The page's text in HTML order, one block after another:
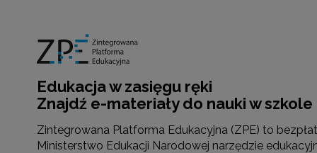
Edukacja w zasięgu ręki
Znajdź e-materiały do nauki w szkole
Zintegrowana Platforma Edukacyjna (ZPE) to
Ministerstwo Edukacji Narodowej narzędzie